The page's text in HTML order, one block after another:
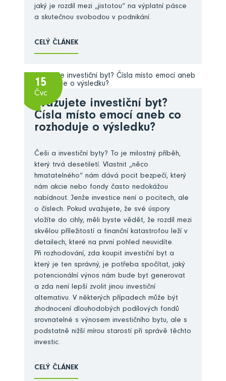
jaký je rozdíl mezi „jistotou“ na výplatní pásce
a skutečnou svobodou v podnikání.
CELÝ ČLÁNEK
15
Čvc
Zvažujete investiční byt?
Čísla místo emocí aneb co
rozhoduje o výsledku?
Češi a investiční byty? To je milostný příběh,
který trvá desetiletí. Vlastnit „něco
hmatatelného“ nám dává pocit bezpečí, který
nám akcie nebo fondy často nedokážou
nabídnout. Jenže investice není o pocitech, ale
o číslech. Pokud uvažujete, že své úspory
vložíte do cihly, měli byste vědět, že rozdíl mezi
skvělou příležitostí a finanční katastrofou leží v
detailech, které na první pohled neuvidíte.
Při rozhodování, zda koupit investiční byt a
který je ten správný, je potřeba spočítat, jaký
potencionální výnos nám bude byt generovat
a zda není lepší zvolit jinou investiční
alternativu. V některých případech může být
zhodnocení dlouhodobých podílových fondů
srovnatelné s výnosem investičního bytu, ale s
podstatně nižší mírou starostí při správě těchto
investic.
CELÝ ČLÁNEK